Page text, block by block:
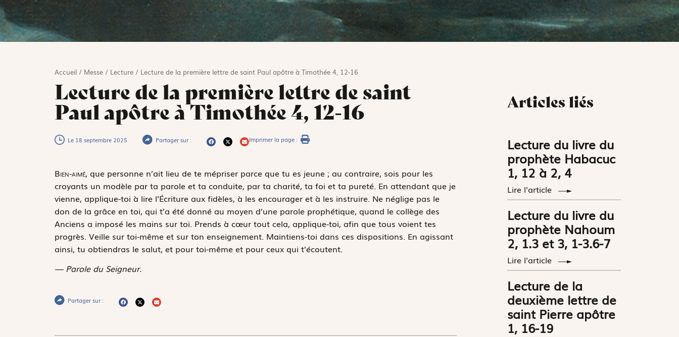
Accueil/ Messe/ Lecture/ Lecture de la première lettre de saint Paul apôtre à Timothée 4, 12-16
Lecture de la première lettre de saint
Paul apôtre à Timothée 4, 12-16
Le 18 septembre 2025 Partager sur : Imprimer la page :
Bien-aimé, que personne n’ait lieu de te mépriser parce que tu es jeune ; au contraire, sois pour les
croyants un modèle par ta parole et ta conduite, par ta charité, ta foi et ta pureté. En attendant que je
vienne, applique-toi à lire l’Écriture aux fidèles, à les encourager et à les instruire. Ne néglige pas le
don de la grâce en toi, qui t’a été donné au moyen d’une parole prophétique, quand le collège des
Anciens a imposé les mains sur toi. Prends à cœur tout cela, applique-toi, afin que tous voient tes
progrès. Veille sur toi-même et sur ton enseignement. Maintiens-toi dans ces dispositions. En agissant
ainsi, tu obtiendras le salut, et pour toi-même et pour ceux qui t’écoutent.
— Parole du Seigneur.
Partager sur :
Articles liés
Lecture du livre du
prophète Habacuc
1, 12 à 2, 4
Lire l'article
Lecture du livre du
prophète Nahoum
2, 1.3 et 3, 1-3.6-7
Lire l'article
Lecture de la
deuxième lettre de
saint Pierre apôtre
1, 16-19